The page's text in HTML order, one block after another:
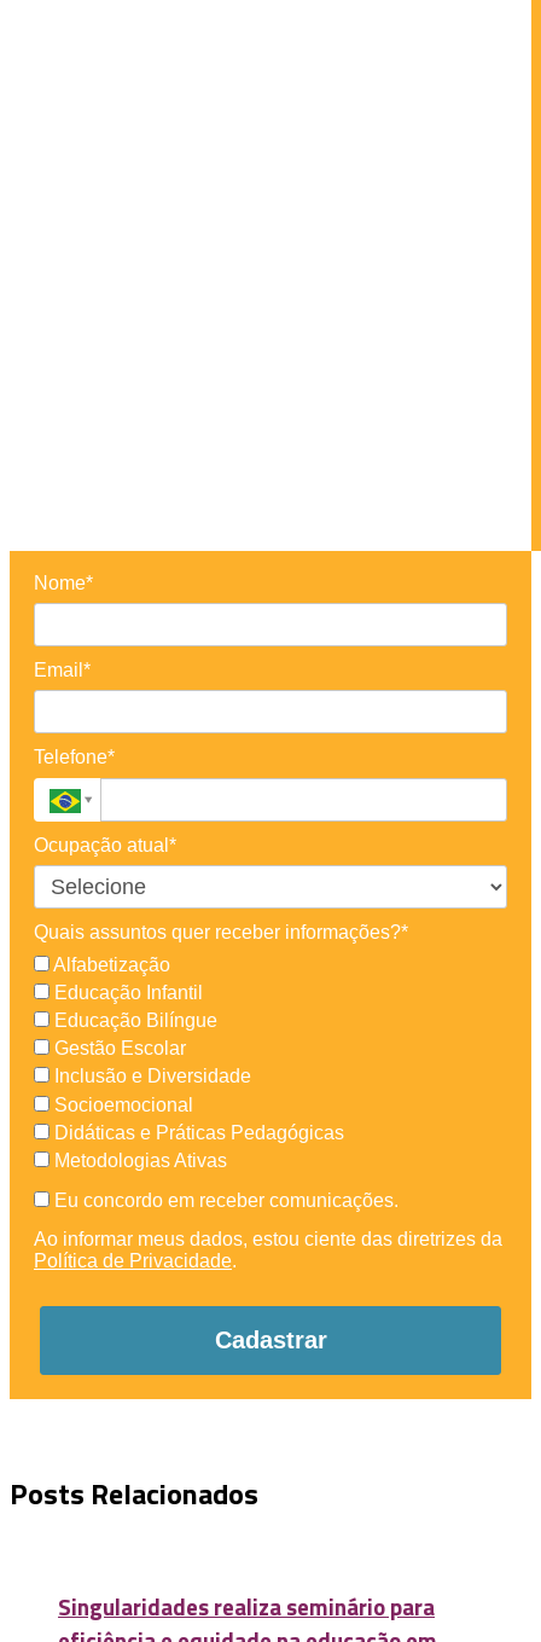
Nome*
Email*
Telefone*
Ocupação atual*
Quais assuntos quer receber informações?*
Alfabetização
Educação Infantil
Educação Bilíngue
Gestão Escolar
Inclusão e Diversidade
Socioemocional
Didáticas e Práticas Pedagógicas
Metodologias Ativas
Eu concordo em receber comunicações.
Ao informar meus dados, estou ciente das diretrizes da
Política de Privacidade.
Cadastrar
Posts Relacionados
Singularidades realiza seminário para